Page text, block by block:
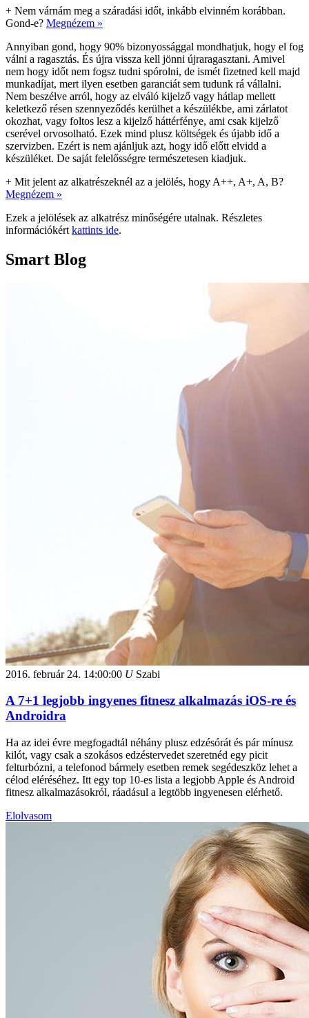
+ Nem várnám meg a száradási időt, inkább elvinném korábban.
Gond-e? Megnézem »
Annyiban gond, hogy 90% bizonyossággal mondhatjuk, hogy el fog
válni a ragasztás. És újra vissza kell jönni újraragasztani. Amivel
nem hogy időt nem fogsz tudni spórolni, de ismét fizetned kell majd
munkadíjat, mert ilyen esetben garanciát sem tudunk rá vállalni.
Nem beszélve arról, hogy az elváló kijelző vagy hátlap mellett
keletkező résen szennyeződés kerülhet a készülékbe, ami zárlatot
okozhat, vagy foltos lesz a kijelző háttérfénye, ami csak kijelző
cserével orvosolható. Ezek mind plusz költségek és újabb idő a
szervizben. Ezért is nem ajánljuk azt, hogy idő előtt elvidd a
készüléket. De saját felelősségre természetesen kiadjuk.
+ Mit jelent az alkatrészeknél az a jelölés, hogy A++, A+, A, B?
Megnézem »
Ezek a jelölések az alkatrész minőségére utalnak. Részletes
információkért kattints ide.
Smart Blog
2016. február 24. 14:00:00 USzabi
A 7+1 legjobb ingyenes fitnesz alkalmazás iOS-re és
Androidra
Ha az idei évre megfogadtál néhány plusz edzésórát és pár mínusz
kilót, vagy csak a szokásos edzéstervedet szeretnéd egy picit
felturbózni, a telefonod bármely esetben remek segédeszköz lehet a
célod eléréséhez. Itt egy top 10-es lista a legjobb Apple és Android
fitnesz alkalmazásokról, ráadásul a legtöbb ingyenesen elérhető.
Elolvasom